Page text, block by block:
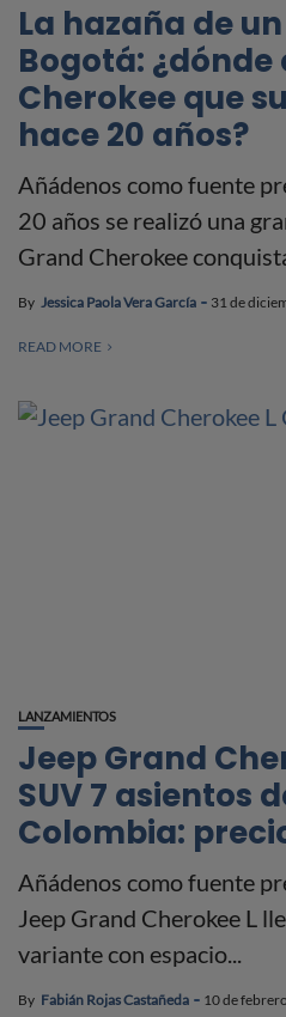
La hazaña de
Bogotá: ¿dónde
Cherokee que
hace 20 años?
Añádenos como fuente
20 años se realizó una
Grand Cherokee
By Jessica Paola Vera García 31 de
READ MORE
LANZAMIENTOS
Jeep Grand
SUV 7 asientos
Colombia:
Añádenos como fuente
Jeep Grand Cherokee L
variante con espacio...
By Fabián Rojas Castañeda 10 de